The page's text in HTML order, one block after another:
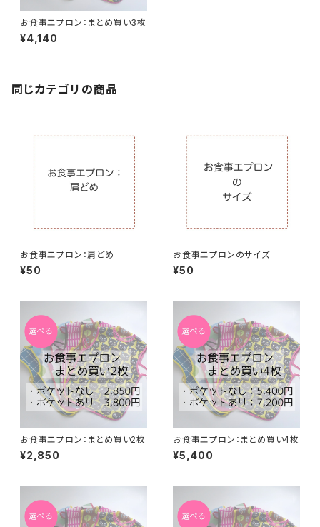
お食事エプロン：まとめ買い3枚
¥4,140
同じカテゴリの商品
お食事エプロン：肩どめ
¥50
お食事エプロンのサイズ
¥50
お食事エプロン：まとめ買い2枚
¥2,850
お食事エプロン：まとめ買い4枚
¥5,400